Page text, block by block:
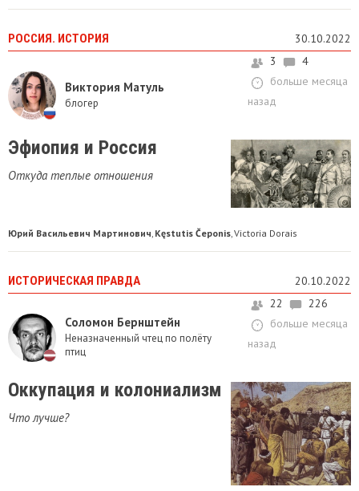
РОССИЯ. ИСТОРИЯ 30.10.2022
Виктория Матуль
блогер
3
4
больше месяца
назад
Эфиопия и Россия
Откуда теплые отношения
Юрий Васильевич Мартинович Kęstutis Čeponis Victoria Dorais
ИСТОРИЧЕСКАЯ ПРАВДА 20.10.2022
Соломон Бернштейн
Неназначенный чтец по полёту
птиц
22
226
больше месяца
назад
Оккупация и колониализм
Что лучше?